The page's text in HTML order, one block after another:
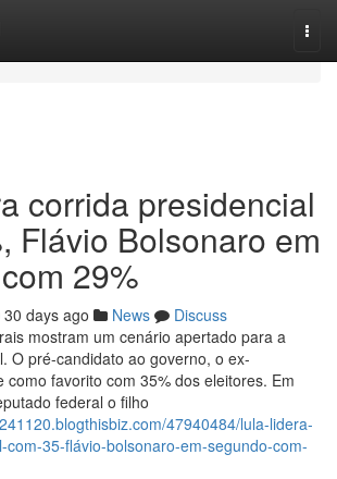
corrida presidencial
Flávio Bolsonaro em
29%
30 days ago News
Discuss
mostram um cenário apertado para a
O pré-candidato ao governo, o ex-
como favorito com 35% dos eleitores. Em
federal o filho
47940484/lula-lidera-
com-35-flávio-bolsonaro-em-segundo-com-